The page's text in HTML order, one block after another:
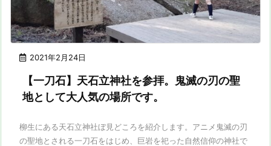
2021年2月24日
【一刀石】天石立神社を参拝。鬼滅の刃の聖
地として大人気の場所です。
柳生にある天石立神社ぼ見どころを紹介します。アニメ鬼滅の刃
の聖地とされる一刀石をはじめ、巨岩を祀った自然信仰の神社で